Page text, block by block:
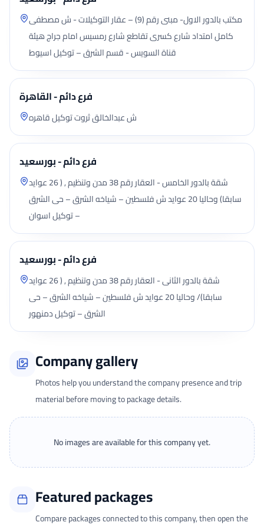
مكتب بالدور الاول- مبنى رقم (9) – عقار التوكيلات - ش مصطفى
كامل امتداد شارع كسرى تقاطع شارع رمسيس امام جراج هيئة
قناة السويس - قسم الشرق – توكيل اسيوط
فرع دائم - القاهرة
ش عبدالخالق ثروت توكيل قاهره
فرع دائم - بورسعيد
شقة بالدور الخامس - العقار رقم 38 مدن وتنظيم , ( 26 عوايد
سابقا) وحاليا 20 عوايد ش فلسطين – شياخه الشرق – حى الشرق
– توكيل اسوان
فرع دائم - بورسعيد
شقة بالدور الثانى - العقار رقم 38 مدن وتنظيم , ( 26 عوايد
سابقا)/ وحاليا 20 عوايد ش فلسطين – شياخه الشرق – حى
الشرق – توكيل دمنهور
Company gallery
Photos help you understand the company presence and trip
material before moving to package details.
No images are available for this company yet.
Featured packages
Compare packages connected to this company, then open the